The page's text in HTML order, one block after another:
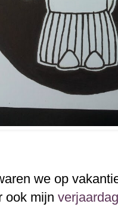
we op
ook mijn verjaardag